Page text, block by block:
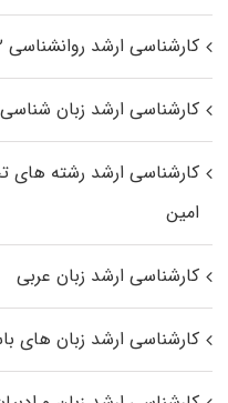
کارشناسی ارشد روانشناسی ۲
کارشناسی ارشد زبان شناسی
کارشناسی ارشد رﺷﺘﻪ ﻫﺎی
اﻣﻴﻦ
کارشناسی ارشد زبان عربی
کارشناسی ارشد زبان‌ های